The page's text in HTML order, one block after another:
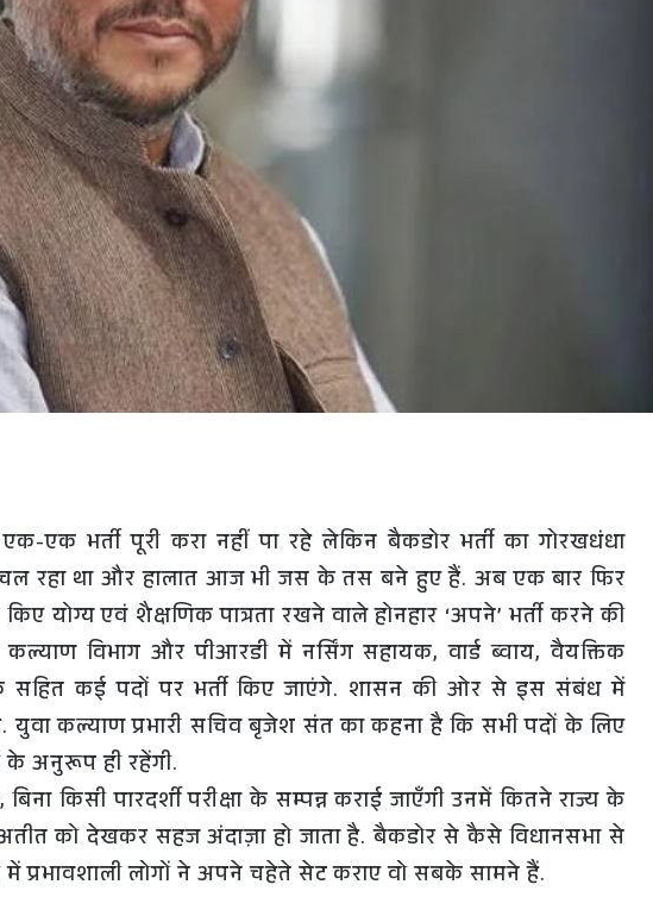
एक भर्ती पूरी करा नहीं पा रहे लेकिन बैकडोर भर्ती का गोरखधंधा
रहा था और हालात आज भी जस के तस बने हुए हैं. अब एक बार फिर
किए योग्य एवं शैक्षणिक पात्रता रखने वाले होनहार ‘अपने’ भर्ती करने की
विभाग और पीआरडी में नर्सिंग सहायक, वार्ड ब्वाय, वैयक्तिक
सहित कई पदों पर भर्ती किए जाएंगे. शासन की ओर से इस संबंध में
युवा कल्याण प्रभारी सचिव बृजेश संत का कहना है कि सभी पदों के लिए
के अनुरूप ही रहेंगी.
बिना किसी पारदर्शी परीक्षा के सम्पन्न कराई जाएँगी उनमें कितने राज्य के
को देखकर सहज अंदाज़ा हो जाता है. बैकडोर से कैसे विधानसभा से
प्रभावशाली लोगों ने अपने चहेते सेट कराए वो सबके सामने हैं.